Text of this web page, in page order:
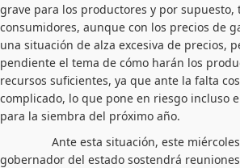
grave para los productores y por supuesto,
consumidores, aunque con los precios de
una situación de alza excesiva de precios,
pendiente el tema de cómo harán los
recursos suficientes, ya que ante la falta
complicado, lo que pone en riesgo incluso
para la siembra del próximo año.
Ante esta situación, este miércoles,
gobernador del estado sostendrá